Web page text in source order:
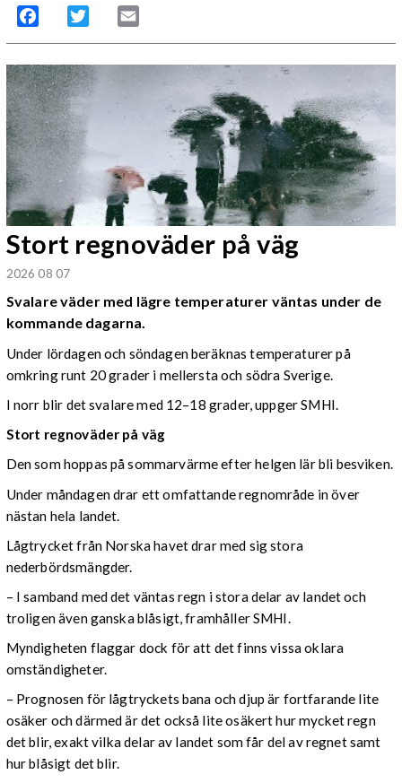
Facebook Twitter
Stort regnoväder på väg
2026 08 07
Svalare väder med lägre temperaturer väntas under de
kommande dagarna.
Under lördagen och söndagen beräknas temperaturer på
omkring runt 20 grader i mellersta och södra Sverige.
I norr blir det svalare med 12–18 grader, uppger SMHI.
Stort regnoväder på väg
Den som hoppas på sommarvärme efter helgen lär bli besviken.
Under måndagen drar ett omfattande regnområde in över
nästan hela landet.
Lågtrycket från Norska havet drar med sig stora
nederbördsmängder.
– I samband med det väntas regn i stora delar av landet och
troligen även ganska blåsigt, framhåller SMHI.
Myndigheten flaggar dock för att det finns vissa oklara
omständigheter.
– Prognosen för lågtryckets bana och djup är fortfarande lite
osäker och därmed är det också lite osäkert hur mycket regn
det blir, exakt vilka delar av landet som får del av regnet samt
hur blåsigt det blir.